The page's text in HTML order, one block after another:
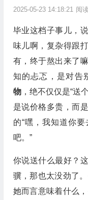
2025-05-23 14:18:21 阅
毕业这档子事儿，
味儿啊，复杂得跟
有，终于熬出来了
知的忐忑，是对告
物，绝不仅仅是“送
是说价格多贵，而
的“嘿，我知道你
吧。”
你说送什么最好？
骥，那也太没劲了
她而言意味着什么